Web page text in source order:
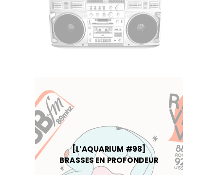
[L’AQUARIUM #98]
BRASSES EN PROFONDEUR